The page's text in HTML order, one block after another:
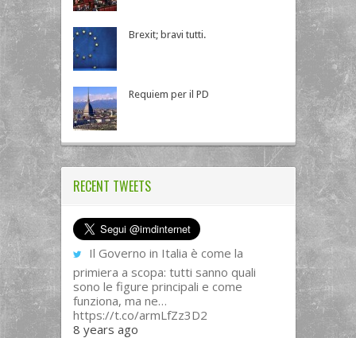
Brexit; bravi tutti.
Requiem per il PD
RECENT TWEETS
Il Governo in Italia è come la
primiera a scopa: tutti sanno quali
sono le figure principali e come
funziona, ma ne…
https://t.co/armLfZz3D2
8 years ago